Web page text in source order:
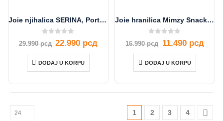
Joie njihalica SERINA, Portrait
out of 5
29.990рсд 22.990 рсд
DODAJ U KORPU
Joie hranilica Mimzy Snacker, Twinkle Linen
out of 5
16.990рсд 11.490 рсд
DODAJ U KORPU
1 2 3 4